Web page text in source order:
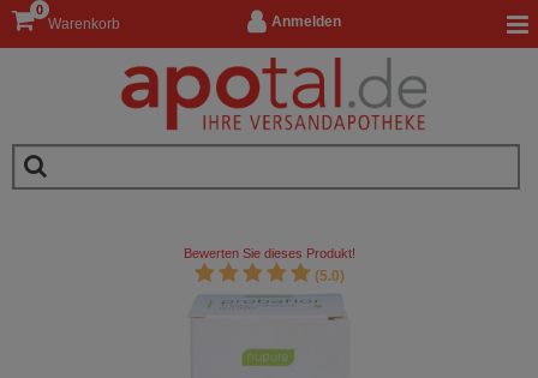
Anmelden
Warenkorb
0
Bewerten Sie dieses Produkt!
(5.0)